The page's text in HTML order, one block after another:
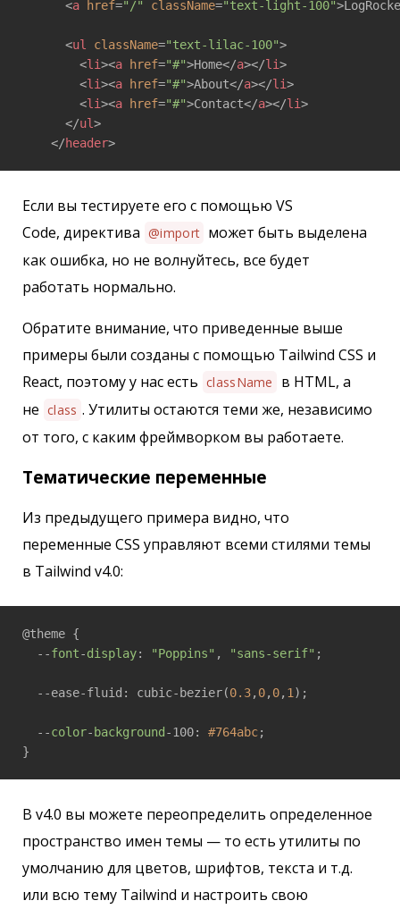
<a href="/" className="text-light-100">
<ul className="text-lilac-100">
<li><a href="#">Home</a></li>
<li><a href="#">About</a></li>
<li><a href="#">Contact</a></li>
</ul>
</header>
Если вы тестируете его с помощью VS
Code, директива @import может быть выделена
как ошибка, но не волнуйтесь, все будет
работать нормально.
Обратите внимание, что приведенные выше
примеры были созданы с помощью Tailwind CSS и
React, поэтому у нас есть className
в HTML, а
не class . Утилиты остаются теми же, независимо
от того, с каким фреймворком вы работаете.
Тематические переменные
Из предыдущего примера видно, что
переменные CSS управляют всеми стилями темы
в Tailwind v4.0:
@theme {
  --
font-display: "Poppins" , "sans-serif" ;
  --ease-fluid: cubic-bezier(
0.3, 0, 0, 1 );
  --
color- background -100: #764abc;
}
В v4.0 вы можете переопределить определенное
пространство имен темы — то есть утилиты по
умолчанию для цветов, шрифтов, текста и т.д.
или всю тему Tailwind и настроить свою